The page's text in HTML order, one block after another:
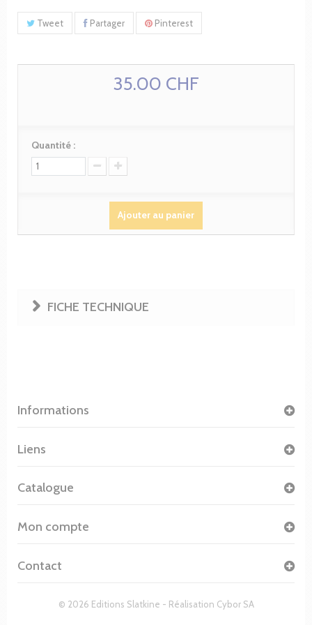
Tweet Partager Pinterest
35.00 CHF
Quantité :
Ajouter au panier
FICHE TECHNIQUE
Informations
© 2026 Editions Slatkine - Réalisation Cybor SA
Liens
Catalogue
Mon compte
Contact